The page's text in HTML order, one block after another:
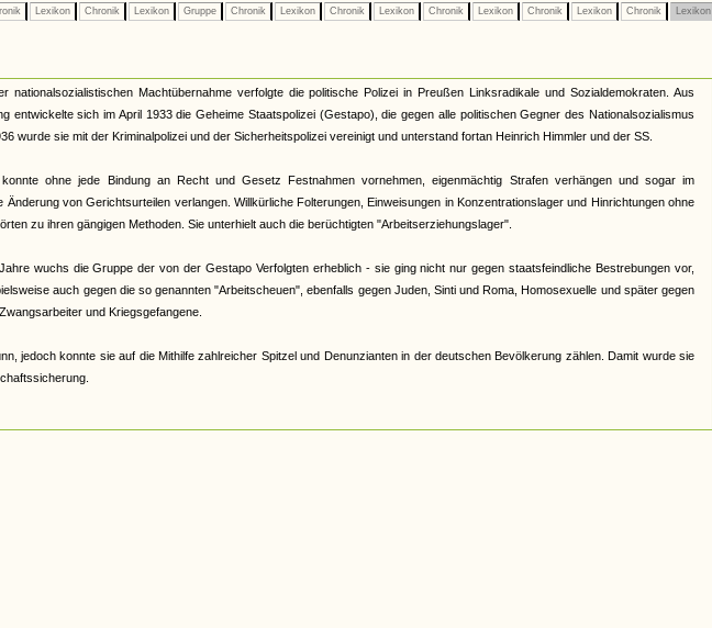
Lexikon Chronik Lexikon Gruppe Chronik Lexikon Chronik Lexikon Chronik Lexikon Chronik Lexikon Chronik Lexikon
nationalsozialistischen Machtübernahme verfolgte die politische Polizei in Preußen Linksradikale und Sozialdemokraten. Aus
entwickelte sich im April 1933 die Geheime Staatspolizei (Gestapo), die gegen alle politischen Gegner des Nationalsozialismus
wurde sie mit der Kriminalpolizei und der Sicherheitspolizei vereinigt und unterstand fortan Heinrich Himmler und der SS.
ohne jede Bindung an Recht und Gesetz Festnahmen vornehmen, eigenmächtig Strafen verhängen und sogar im
Änderung von Gerichtsurteilen verlangen. Willkürliche Folterungen, Einweisungen in Konzentrationslager und Hinrichtungen ohne
zu ihren gängigen Methoden. Sie unterhielt auch die berüchtigten "Arbeitserziehungslager".
wuchs die Gruppe der von der Gestapo Verfolgten erheblich - sie ging nicht nur gegen staatsfeindliche Bestrebungen vor,
auch gegen die so genannten "Arbeitscheuen", ebenfalls gegen Juden, Sinti und Roma, Homosexuelle und später gegen
und Kriegsgefangene.
jedoch konnte sie auf die Mithilfe zahlreicher Spitzel und Denunzianten in der deutschen Bevölkerung zählen. Damit wurde sie